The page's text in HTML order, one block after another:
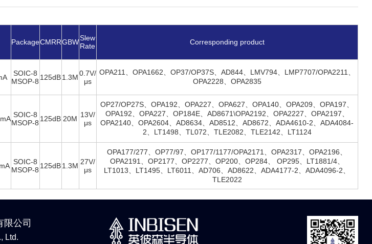
PackageCMRRGBWSlew
Rate
Corresponding product
SOIC-8
MSOP-8 125dB1.3M0.7V/
μs
OPA211、OPA1662、OP37/OP37S、AD844、LMV794、LMP7707/OPA2211、
OPA2228、OPA2835
SOIC-8
MSOP-8 125dB 20M 13V/
μs
OP27/OP27S、OPA192、OPA227、OPA627、OPA140、OPA209、OPA197、
OPA192、OPA227、OP184E、AD8671\OPA2192、OPA2227、OPA2197、
OPA2140、OPA2604、AD8634、AD8512、AD8672、ADA4610-2、ADA4084-
2、LT1498、TL072、TLE2082、TLE2142、LT1124
SOIC-8
MSOP-8 125dB1.3M 27V/
μs
OPA177/277、OP77/97、OP177/1177/OPA2171、OPA2317、OPA2196、
OPA2191、OP2177、OP2277、OP200、OP284、 OP295、LT1881/4、
LT1013、LT1495、LT6011、AD706、AD8622、ADA4177-2、ADA4096-2、
TLE2022
限公司
Ltd.